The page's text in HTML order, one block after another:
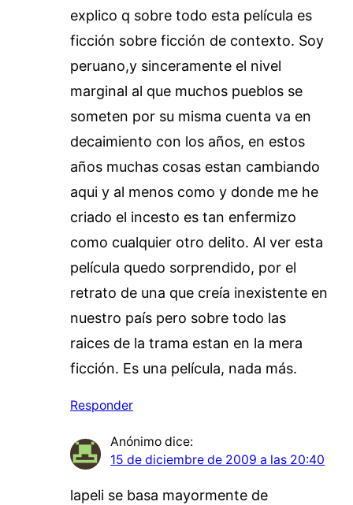
explico q sobre todo esta película es
ficción sobre ficción de contexto. Soy
peruano,y sinceramente el nivel
marginal al que muchos pueblos se
someten por su misma cuenta va en
decaimiento con los años, en estos
años muchas cosas estan cambiando
aqui y al menos como y donde me he
criado el incesto es tan enfermizo
como cualquier otro delito. Al ver esta
película quedo sorprendido, por el
retrato de una que creía inexistente en
nuestro país pero sobre todo las
raices de la trama estan en la mera
ficción. Es una película, nada más.
Responder
Anónimo dice:
15 de diciembre de 2009 a las 20:40
lapeli se basa mayormente de